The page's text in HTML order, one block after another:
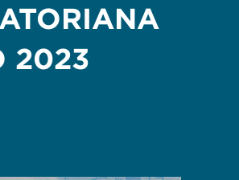
2023